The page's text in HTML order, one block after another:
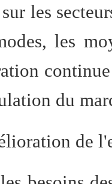
les
les
du
de